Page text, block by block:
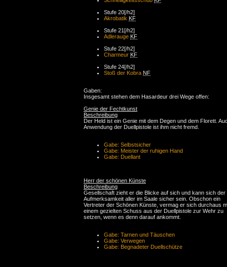
Stufe 20[/h2]
Akrobatik KF
Stufe 21[/h2]
Adlerauge KF
Stufe 22[/h2]
Charmeur KF
Stufe 24[/h2]
Stoß der Kobra NF
Gaben:
Insgesamt stehen dem Hasardeur drei Wege offen:
Genie der Fechtkunst
Beschreibung
Der Held ist ein Genie mit dem Degen und dem Florett.
Anwendung der Duellpistole ist ihm nicht fremd.
Gabe: Selbstsicher
Gabe: Meister der ruhigen Hand
Gabe: Duellant
Herr der schönen Künste
Beschreibung
Gesellschaft zieht er die Blicke auf sich und kann sich der
Aufmerksamkeit aller im Saale sicher sein. Obschon ein
Vertreter der Schönen Künste, vermag er sich durchaus
einem gezielten Schuss aus der Duellpistole zur Wehr zu
setzen, wenn es denn darauf ankommt.
Gabe: Tarnen und Täuschen
Gabe: Verwegen
Gabe: Begnadeter Duellschütze